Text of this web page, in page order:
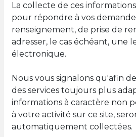
La collecte de ces
pour répondre à vos
renseignement, de prise de
adresser, le cas échéant, une
électronique.
Nous vous signalons qu'afin
des services toujours plus
informations à caractère non
à votre activité sur ce site,
automatiquement collectées.